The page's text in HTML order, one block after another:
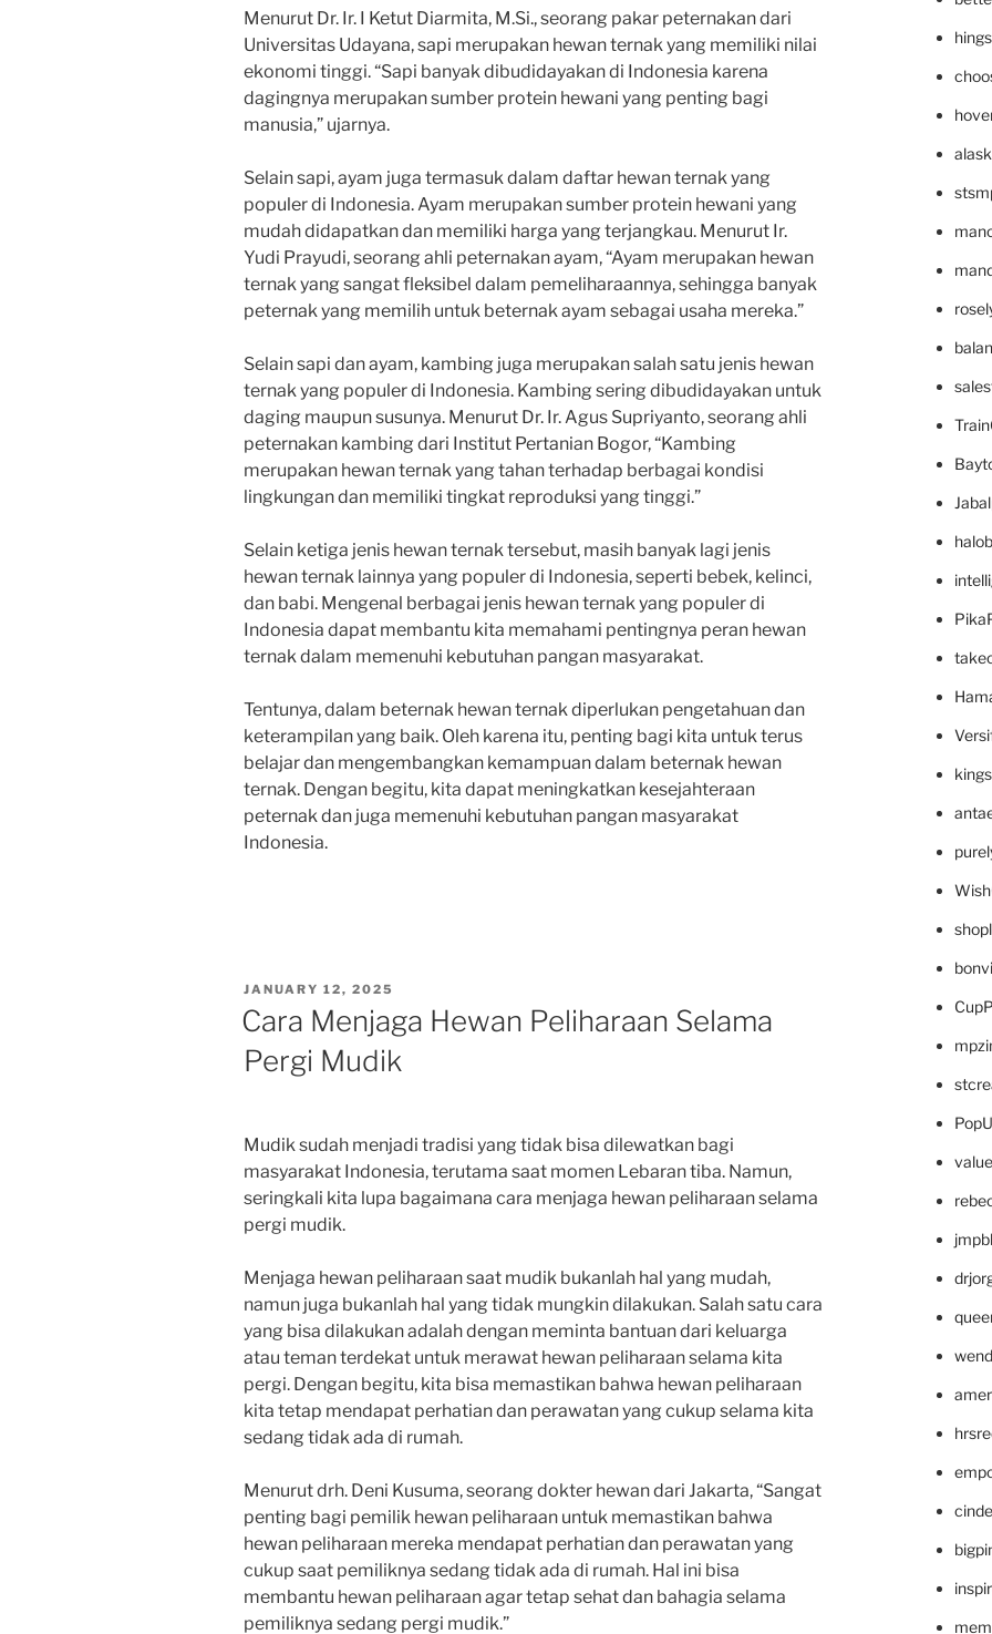
Menurut Dr. Ir. I Ketut Diarmita, M.Si., seorang pakar peternakan dari
Universitas Udayana, sapi merupakan hewan ternak yang memiliki nilai
ekonomi tinggi. “Sapi banyak dibudidayakan di Indonesia karena
dagingnya merupakan sumber protein hewani yang penting bagi
manusia,” ujarnya.
Selain sapi, ayam juga termasuk dalam daftar hewan ternak yang
populer di Indonesia. Ayam merupakan sumber protein hewani yang
mudah didapatkan dan memiliki harga yang terjangkau. Menurut Ir.
Yudi Prayudi, seorang ahli peternakan ayam, “Ayam merupakan hewan
ternak yang sangat fleksibel dalam pemeliharaannya, sehingga banyak
peternak yang memilih untuk beternak ayam sebagai usaha mereka.”
Selain sapi dan ayam, kambing juga merupakan salah satu jenis hewan
ternak yang populer di Indonesia. Kambing sering dibudidayakan untuk
daging maupun susunya. Menurut Dr. Ir. Agus Supriyanto, seorang ahli
peternakan kambing dari Institut Pertanian Bogor, “Kambing
merupakan hewan ternak yang tahan terhadap berbagai kondisi
lingkungan dan memiliki tingkat reproduksi yang tinggi.”
Selain ketiga jenis hewan ternak tersebut, masih banyak lagi jenis
hewan ternak lainnya yang populer di Indonesia, seperti bebek, kelinci,
dan babi. Mengenal berbagai jenis hewan ternak yang populer di
Indonesia dapat membantu kita memahami pentingnya peran hewan
ternak dalam memenuhi kebutuhan pangan masyarakat.
Tentunya, dalam beternak hewan ternak diperlukan pengetahuan dan
keterampilan yang baik. Oleh karena itu, penting bagi kita untuk terus
belajar dan mengembangkan kemampuan dalam beternak hewan
ternak. Dengan begitu, kita dapat meningkatkan kesejahteraan
peternak dan juga memenuhi kebutuhan pangan masyarakat
Indonesia.
POSTED
ON
JANUARY 12, 2025
Cara Menjaga Hewan Peliharaan Selama
Pergi Mudik
Mudik sudah menjadi tradisi yang tidak bisa dilewatkan bagi
masyarakat Indonesia, terutama saat momen Lebaran tiba. Namun,
seringkali kita lupa bagaimana cara menjaga hewan peliharaan selama
pergi mudik.
Menjaga hewan peliharaan saat mudik bukanlah hal yang mudah,
namun juga bukanlah hal yang tidak mungkin dilakukan. Salah satu cara
yang bisa dilakukan adalah dengan meminta bantuan dari keluarga
atau teman terdekat untuk merawat hewan peliharaan selama kita
pergi. Dengan begitu, kita bisa memastikan bahwa hewan peliharaan
kita tetap mendapat perhatian dan perawatan yang cukup selama kita
sedang tidak ada di rumah.
Menurut drh. Deni Kusuma, seorang dokter hewan dari Jakarta, “Sangat
penting bagi pemilik hewan peliharaan untuk memastikan bahwa
hewan peliharaan mereka mendapat perhatian dan perawatan yang
cukup saat pemiliknya sedang tidak ada di rumah. Hal ini bisa
membantu hewan peliharaan agar tetap sehat dan bahagia selama
pemiliknya sedang pergi mudik.”